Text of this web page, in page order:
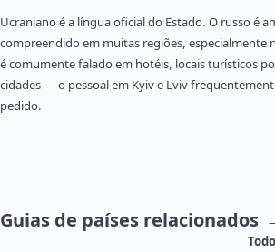
Ucraniano é a língua oficial do Estado. O russo é
compreendido em muitas regiões, especialmente
é comumente falado em hotéis, locais turísticos
cidades — o pessoal em Kyiv e Lviv
pedido.
Guias de países relacionados